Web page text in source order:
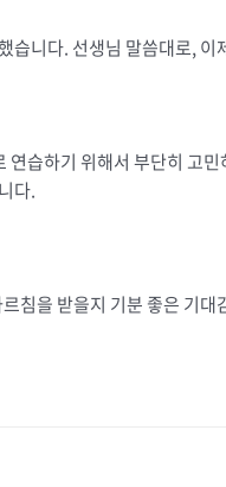
습니다. 선생님 말씀대로,
습하기 위해서 부단히 고
다.
침을 받을지 기분 좋은 기대